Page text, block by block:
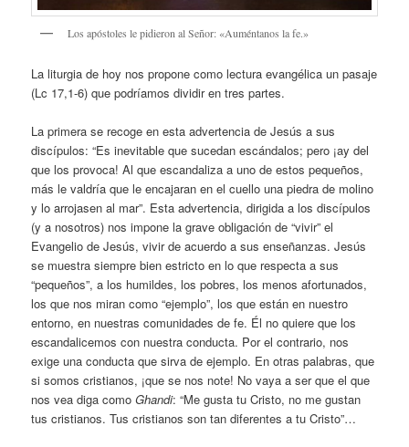
Los apóstoles le pidieron al Señor: «Auméntanos la fe.»
La liturgia de hoy nos propone como lectura evangélica un pasaje
(Lc 17,1-6) que podríamos dividir en tres partes.
La primera se recoge en esta advertencia de Jesús a sus
discípulos: “Es inevitable que sucedan escándalos; pero ¡ay del
que los provoca! Al que escandaliza a uno de estos pequeños,
más le valdría que le encajaran en el cuello una piedra de molino
y lo arrojasen al mar”. Esta advertencia, dirigida a los discípulos
(y a nosotros) nos impone la grave obligación de “vivir” el
Evangelio de Jesús, vivir de acuerdo a sus enseñanzas. Jesús
se muestra siempre bien estricto en lo que respecta a sus
“pequeños”, a los humildes, los pobres, los menos afortunados,
los que nos miran como “ejemplo”, los que están en nuestro
entorno, en nuestras comunidades de fe. Él no quiere que los
escandalicemos con nuestra conducta. Por el contrario, nos
exige una conducta que sirva de ejemplo. En otras palabras, que
si somos cristianos, ¡que se nos note! No vaya a ser que el que
nos vea diga comoGhandi: “Me gusta tu Cristo, no me gustan
tus cristianos. Tus cristianos son tan diferentes a tu Cristo”…